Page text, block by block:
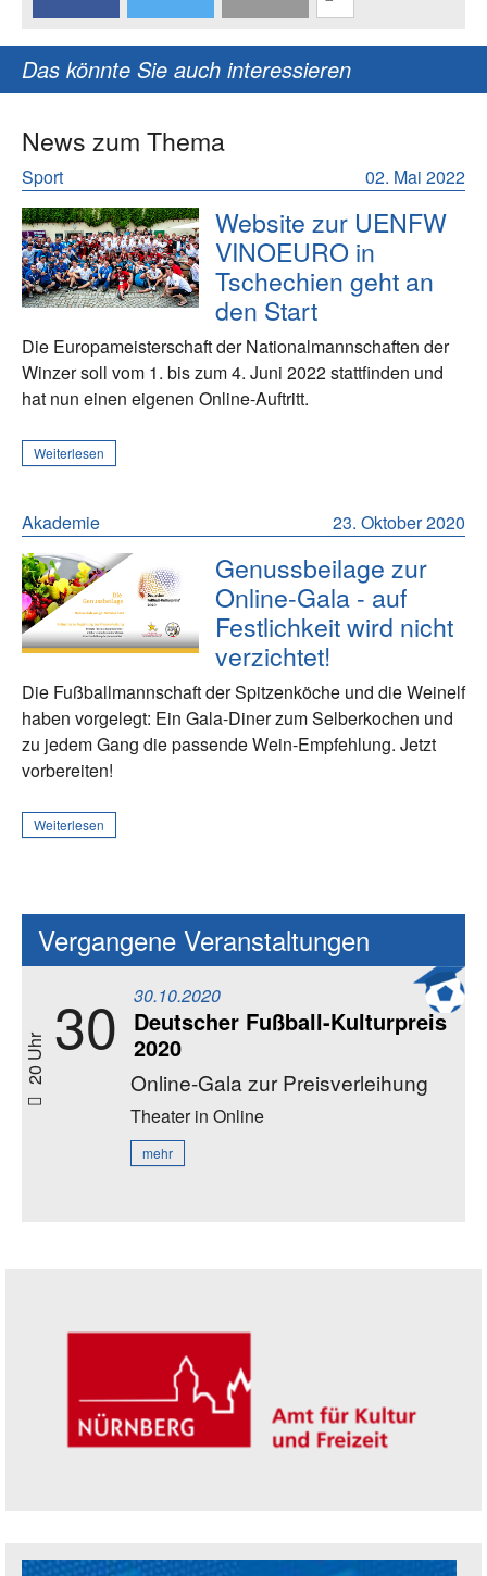
Das könnte Sie auch interessieren
News zum Thema
02. Mai 2022
Sport
Website zur UENFW
VINOEURO in
Tschechien geht an
den Start
Die Europameisterschaft der Nationalmannschaften der
Winzer soll vom 1. bis zum 4. Juni 2022 stattfinden und
hat nun einen eigenen Online-Auftritt.
Weiterlesen
23. Oktober 2020
Akademie
Genussbeilage zur
Online-Gala - auf
Festlichkeit wird nicht
verzichtet!
Die Fußballmannschaft der Spitzenköche und die Weinelf
haben vorgelegt: Ein Gala-Diner zum Selberkochen und
zu jedem Gang die passende Wein-Empfehlung. Jetzt
vorbereiten!
Weiterlesen
Vergangene Veranstaltungen
20 Uhr 30 30.10.2020
Deutscher Fußball-Kulturpreis
2020
Online-Gala zur Preisverleihung
Theaterin Online
mehr